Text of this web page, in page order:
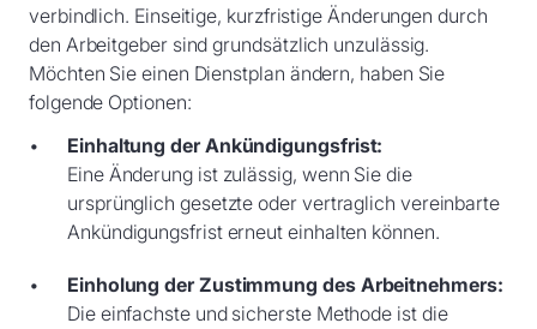
verbindlich. Einseitige, kurzfristige Änderungen durch
den Arbeitgeber sind grundsätzlich unzulässig.
Möchten Sie einen Dienstplan ändern, haben Sie
folgende Optionen:
Einhaltung der Ankündigungsfrist:
Eine Änderung ist zulässig, wenn Sie die
ursprünglich gesetzte oder vertraglich vereinbarte
Ankündigungsfrist erneut einhalten können.
Einholung der Zustimmung des Arbeitnehmers:
Die einfachste und sicherste Methode ist die